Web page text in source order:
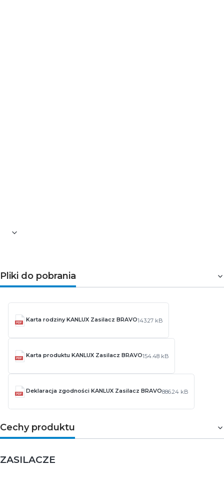
Pliki do pobrania
Karta rodziny KANLUX Zasilacz BRAVO143.27 kB
Karta produktu KANLUX Zasilacz BRAVO154.48 kB
Deklaracja zgodności KANLUX Zasilacz BRAVO886.24 kB
Cechy produktu
ZASILACZE